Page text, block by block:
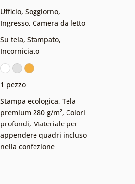
Ufficio, Soggiorno,
Ingresso, Camera da letto
Su tela, Stampato,
Incorniciato
1 pezzo
Stampa ecologica, Tela
premium 280 g/m², Colori
profondi, Materiale per
appendere quadri incluso
nella confezione